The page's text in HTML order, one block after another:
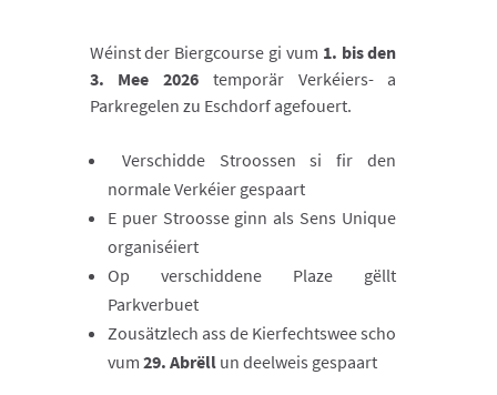
Wéinst der Biergcourse gi vum 1. bis den
3. Mee 2026 temporär Verkéiers- a
Parkregelen zu Eschdorf agefouert.
Verschidde Stroossen si fir den
normale Verkéier gespaart
E puer Stroosse ginn als Sens Unique
organiséiert
Op verschiddene Plaze gëllt
Parkverbuet
Zousätzlech ass de Kierfechtswee scho
vum 29. Abrëllun deelweis gespaart